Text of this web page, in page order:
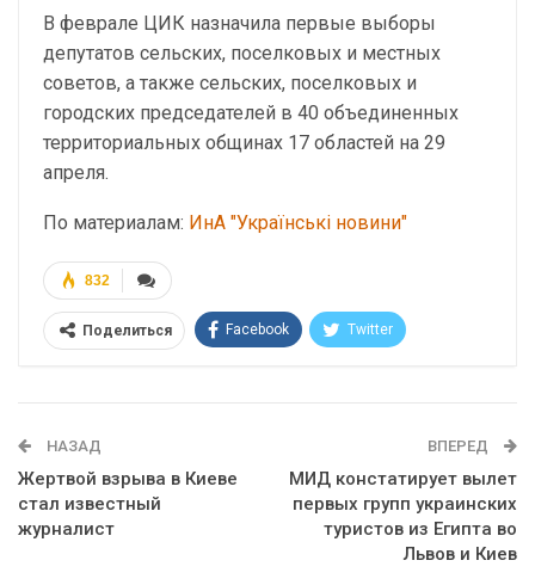
В феврале ЦИК назначила первые выборы
депутатов сельских, поселковых и местных
советов, а также сельских, поселковых и
городских председателей в 40 объединенных
территориальных общинах 17 областей на 29
апреля.
По материалам: ИнА "Українські новини"
832
Поделиться Facebook Twitter
НАЗАД
Жертвой взрыва в Киеве
стал известный
журналист
ВПЕРЕД
МИД констатирует вылет
первых групп украинских
туристов из Египта во
Львов и Киев